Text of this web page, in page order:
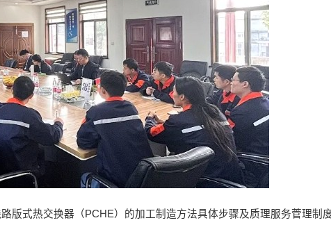
版式热交换器（PCHE）的加工制造方法具体步骤及质理服务菅理制